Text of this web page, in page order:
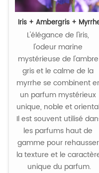
Iris + Ambergris +
L'élégance de l'iris,
l'odeur marine
mystérieuse de l'ambre
gris et le calme de la
myrrhe se combinent
un parfum mystérieux
unique, noble et
Il est souvent utilisé
les parfums haut de
gamme pour rehausser
la texture et le
unique du parfum.